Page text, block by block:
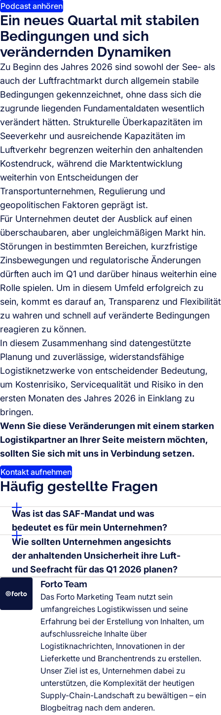
Podcast anhören
Ein neues Quartal mit stabilen
Bedingungen und sich
verändernden Dynamiken
Zu Beginn des Jahres 2026 sind sowohl der See- als
auch der Luftfrachtmarkt durch allgemein stabile
Bedingungen gekennzeichnet, ohne dass sich die
zugrunde liegenden Fundamentaldaten wesentlich
verändert hätten. Strukturelle Überkapazitäten im
Seeverkehr und ausreichende Kapazitäten im
Luftverkehr begrenzen weiterhin den anhaltenden
Kostendruck, während die Marktentwicklung
weiterhin von Entscheidungen der
Transportunternehmen, Regulierung und
geopolitischen Faktoren geprägt ist.
Für Unternehmen deutet der Ausblick auf einen
überschaubaren, aber ungleichmäßigen Markt hin.
Störungen in bestimmten Bereichen, kurzfristige
Zinsbewegungen und regulatorische Änderungen
dürften auch im Q1 und darüber hinaus weiterhin eine
Rolle spielen. Um in diesem Umfeld erfolgreich zu
sein, kommt es darauf an, Transparenz und Flexibilität
zu wahren und schnell auf veränderte Bedingungen
reagieren zu können.
In diesem Zusammenhang sind datengestützte
Planung und zuverlässige, widerstandsfähige
Logistiknetzwerke von entscheidender Bedeutung,
um Kostenrisiko, Servicequalität und Risiko in den
ersten Monaten des Jahres 2026 in Einklang zu
bringen.
Wenn Sie diese Veränderungen mit einem starken
Logistikpartner an Ihrer Seite meistern möchten,
sollten Sie sich mit uns in Verbindung setzen.
Kontakt aufnehmen
Häufig gestellte Fragen
Was ist das SAF-Mandat und was
bedeutet es für mein Unternehmen?
Wie sollten Unternehmen angesichts
der anhaltenden Unsicherheit ihre Luft-
und Seefracht für das Q1 2026 planen?
Forto Team
Das Forto Marketing Team nutzt sein
umfangreiches Logistikwissen und seine
Erfahrung bei der Erstellung von Inhalten, um
aufschlussreiche Inhalte über
Logistiknachrichten, Innovationen in der
Lieferkette und Branchentrends zu erstellen.
Unser Ziel ist es, Unternehmen dabei zu
unterstützen, die Komplexität der heutigen
Supply-Chain-Landschaft zu bewältigen – ein
Blogbeitrag nach dem anderen.